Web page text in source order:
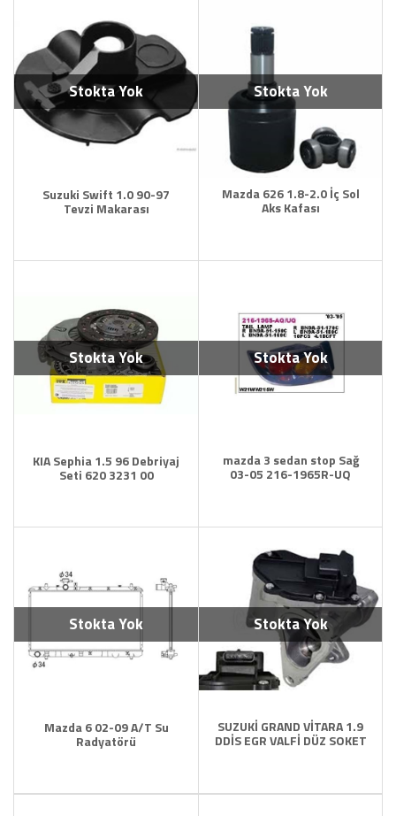
Stokta Yok
Suzuki Swift 1.0 90-97
Tevzi Makarası
Stokta Yok
Mazda 626 1.8-2.0 İç Sol
Aks Kafası
Stokta Yok
KIA Sephia 1.5 96 Debriyaj
Seti 620 3231 00
Stokta Yok
mazda 3 sedan stop Sağ
03-05 216-1965R-UQ
Stokta Yok
Mazda 6 02-09 A/T Su
Radyatörü
Stokta Yok
SUZUKİ GRAND VİTARA 1.9
DDİS EGR VALFİ DÜZ SOKET